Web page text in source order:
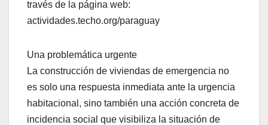
través de la página web:
actividades.techo.org/paraguay
Una problemática urgente
La construcción de viviendas de emergencia no
es solo una respuesta inmediata ante la urgencia
habitacional, sino también una acción concreta de
incidencia social que visibiliza la situación de